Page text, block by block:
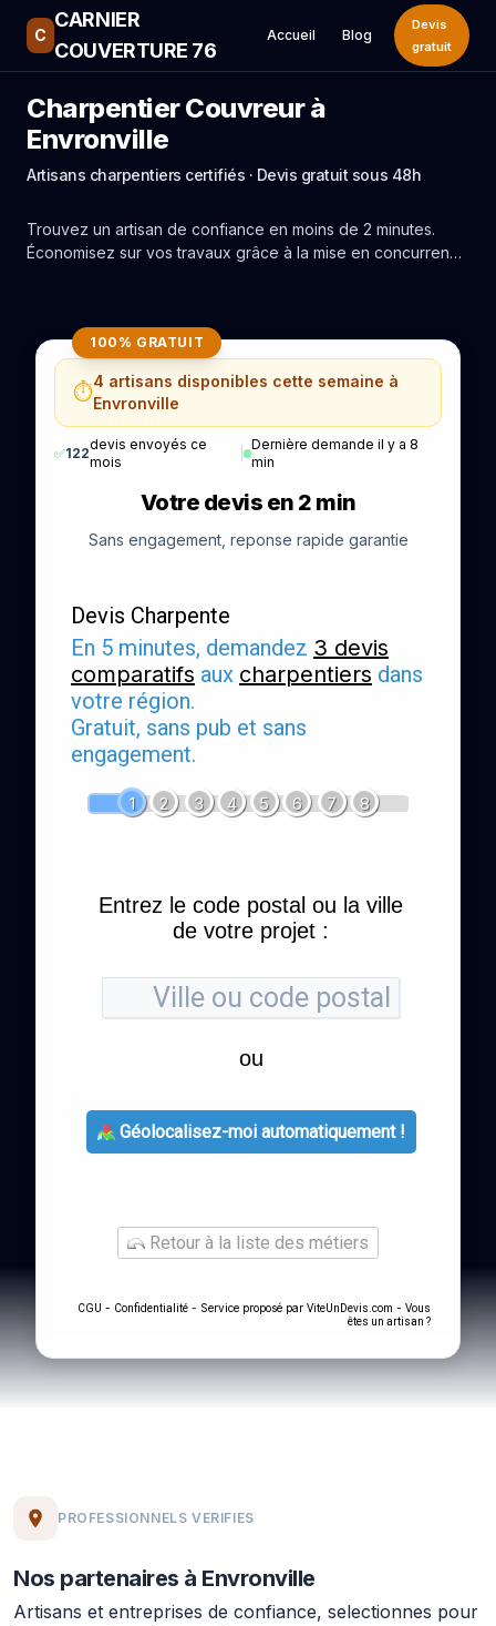
C
CARNIER
COUVERTURE 76
Accueil Blog
Devis
gratuit
Charpentier Couvreur à
Envronville
Artisans charpentiers certifiés · Devis gratuit sous 48h
Trouvez un artisan de confiance en moins de 2 minutes.
Économisez sur vos travaux grâce à la mise en concurrence
100% GRATUIT
⏱️4 artisans disponibles cette semaine à
Envronville
✅122
devis envoyés ce
mois
Dernière demande il y a 8
min
Votre devis en 2 min
Sans engagement, reponse rapide garantie
Devis Charpente
En 5 minutes, demandez 3 devis
comparatifs aux charpentiers dans
votre région.
Gratuit, sans pub et sans
engagement.
1 2 3 4 5 6 7 8
Entrez le code postal ou la ville
de votre projet :
ou
Géolocalisez-moi automatiquement !
Retour à la liste des métiers
CGU - Confidentialité - Service proposé par ViteUnDevis.com - Vous
êtes un artisan ?
PROFESSIONNELS VERIFIES
Nos partenaires à Envronville
Artisans et entreprises de confiance, selectionnes pour